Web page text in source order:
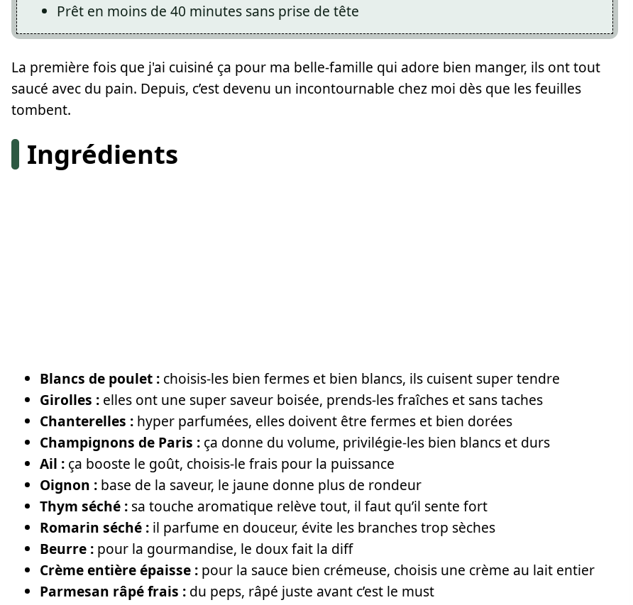
Prêt en moins de 40 minutes sans prise de tête
La première fois que j'ai cuisiné ça pour ma belle-famille qui adore bien manger, ils ont tout
saucé avec du pain. Depuis, c’est devenu un incontournable chez moi dès que les feuilles
tombent.
Ingrédients
Blancs de poulet : choisis-les bien fermes et bien blancs, ils cuisent super tendre
Girolles : elles ont une super saveur boisée, prends-les fraîches et sans taches
Chanterelles : hyper parfumées, elles doivent être fermes et bien dorées
Champignons de Paris : ça donne du volume, privilégie-les bien blancs et durs
Ail : ça booste le goût, choisis-le frais pour la puissance
Oignon : base de la saveur, le jaune donne plus de rondeur
Thym séché : sa touche aromatique relève tout, il faut qu’il sente fort
Romarin séché : il parfume en douceur, évite les branches trop sèches
Beurre : pour la gourmandise, le doux fait la diff
Crème entière épaisse : pour la sauce bien crémeuse, choisis une crème au lait entier
Parmesan râpé frais : du peps, râpé juste avant c’est le must